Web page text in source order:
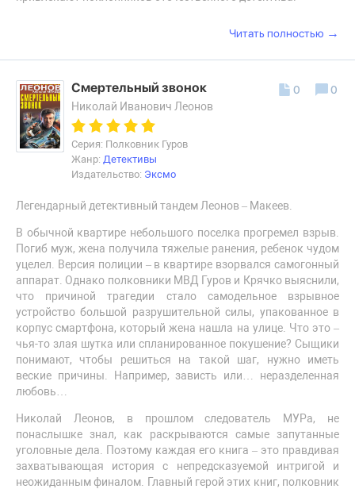
Читать полностью →
Смертельный звонок
Николай Иванович Леонов
Серия: Полковник Гуров
Жанр: Детективы
Издательство: Эксмо
Легендарный детективный тандем Леонов – Макеев.
В обычной квартире небольшого поселка прогремел взрыв.
Погиб муж, жена получила тяжелые ранения, ребенок чудом
уцелел. Версия полиции – в квартире взорвался самогонный
аппарат. Однако полковники МВД Гуров и Крячко выяснили,
что причиной трагедии стало самодельное взрывное
устройство большой разрушительной силы, упакованное в
корпус смартфона, который жена нашла на улице. Что это –
чья-то злая шутка или спланированное покушение? Сыщики
понимают, чтобы решиться на такой шаг, нужно иметь
веские причины. Например, зависть или… неразделенная
любовь…
Николай Леонов, в прошлом следователь МУРа, не
понаслышке знал, как раскрываются самые запутанные
уголовные дела. Поэтому каждая его книга – это правдивая
захватывающая история с непредсказуемой интригой и
неожиданным финалом. Главный герой этих книг, полковник
0 0